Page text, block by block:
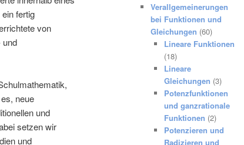
fertig
von
und
neue
und
setzen wir
und
Verallgemeinerungen
bei Funktionen und
Gleichungen (60)
Lineare Funktionen
(18)
Lineare
Gleichungen (3)
Potenzfunktionen
und ganzrationale
Funktionen (2)
Potenzieren und
Radizieren und